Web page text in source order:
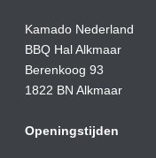
Kamado Nederland
BBQ Hal Alkmaar
Berenkoog 93
1822 BN Alkmaar
Openingstijden